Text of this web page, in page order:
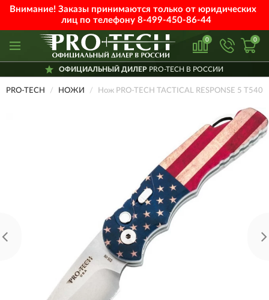
Внимание! Заказы принимаются только от юридических
лиц по телефону 8-499-450-86-44
0 0
ОФИЦИАЛЬНЫЙ ДИЛЕРPRO-TECH В РОССИИ
PRO-TECH НОЖИ Нож PRO-TECH TACTICAL RESPONSE 5 T540